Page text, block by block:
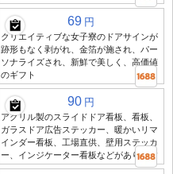
69 円
クリエイティブな女子寮のドアサインが
跡形もなく剥がれ、金箔が施され、パー
ソナライズされ、新鮮で美しく、高価値
のギフト
90 円
アクリル製のスライドドア看板、看板、
ガラスドア広告ステッカー、暖かいリマ
インダー看板、工場直供、壁用ステッカ
ー、インジケーター看板などがあります